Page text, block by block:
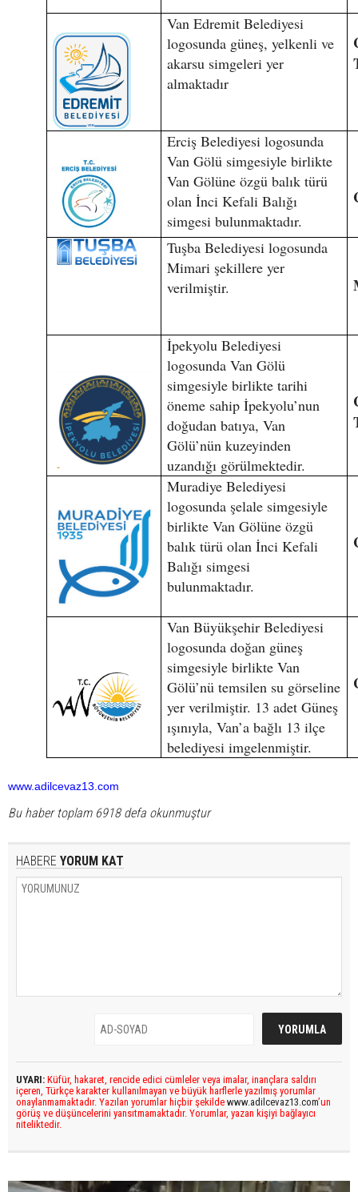
Van Edremit Belediyesi
logosunda güneş, yelkenli ve
akarsu simgeleri yer
almaktadır
Erciş Belediyesi logosunda
Van Gölü simgesiyle birlikte
Van Gölüne özgü balık türü
olan İnci Kefali Balığı
simgesi bulunmaktadır.
Tuşba Belediyesi logosunda
Mimari şekillere yer
verilmiştir.
İpekyolu Belediyesi
logosunda Van Gölü
simgesiyle birlikte tarihi
öneme sahip İpekyolu’nun
doğudan batıya, Van
Gölü’nün kuzeyinden
uzandığı görülmektedir.
Muradiye Belediyesi
logosunda şelale simgesiyle
birlikte Van Gölüne özgü
balık türü olan İnci Kefali
Balığı simgesi
bulunmaktadır.
Van Büyükşehir Belediyesi
logosunda doğan güneş
simgesiyle birlikte Van
Gölü’nü temsilen su görseline
yer verilmiştir. 13 adet Güneş
ışınıyla, Van’a bağlı 13 ilçe
belediyesi imgelenmiştir.
www.adilcevaz13.com
Bu haber toplam 6918 defa okunmuştur
HABERE YORUM KAT
UYARI: Küfür, hakaret, rencide edici cümleler veya imalar, inançlara saldırı
içeren, Türkçe karakter kullanılmayan ve büyük harflerle yazılmış yorumlar
onaylanmamaktadır. Yazılan yorumlar hiçbir şekilde www.adilcevaz13.com’un
görüş ve düşüncelerini yansıtmamaktadır. Yorumlar, yazan kişiyi bağlayıcı
niteliktedir.